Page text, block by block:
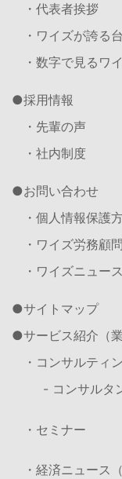
・代表者挨拶
・ワイズが誇る
・数字で見るワ
採用情報
・先輩の声
・社内制度
お問い合わせ
・個人情報保護
・ワイズ労務顧
・ワイズニュー
サイトマップ
サービス紹介（業
・コンサルティ
- コンサルタ
・セミナー
・経済ニュース